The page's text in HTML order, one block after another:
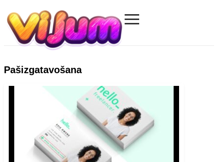
Vijum.com
≡
Pašizgatavošana